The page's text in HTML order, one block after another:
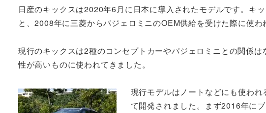
日産のキックスは2020年6月に日本に導入されたモデルです。キ
と、2008年に三菱からパジェロミニのOEM供給を受けた際に使わ
現行のキックスは2種のコンセプトカーやパジェロミニとの関係
性が高いものに使われてきました。
現行モデルはノートなどにも使わ
て開発されました。まず2016年に